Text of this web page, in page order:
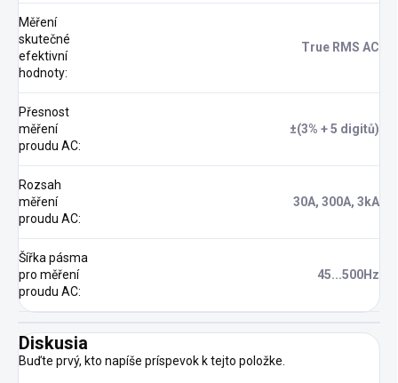
Měření
skutečné
efektivní
hodnoty:
True RMS AC
Přesnost
měření
proudu AC:
±(3% + 5 digitů)
Rozsah
měření
proudu AC:
30A, 300A, 3kA
Šířka pásma
pro měření
proudu AC:
45...500Hz
Diskusia
Buďte prvý, kto napíše príspevok k tejto položke.